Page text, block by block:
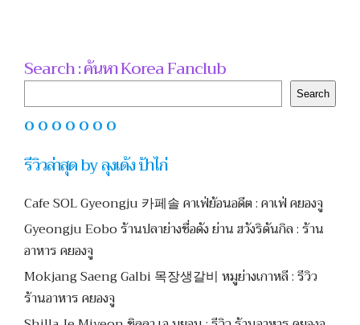
Search : ค้นหา Korea Fanclub
Search
O O O O O O O
รีวิวล่าสุด by ลุงเด้ง ป้าไก่
Cafe SOL Gyeongju 카페솔 คาเฟ่ย้อนอดีต : คาเฟ่ คยองจู
Gyeongju Eobo ร้านปลาย่างชื่อดัง ย่าน ฮวังริดันกิล : ร้าน
อาหาร คยองจู
Mokjang Saeng Galbi 목장생갈비 หมูย่างเกาหลี : รีวิว
ร้านอาหาร คยองจู